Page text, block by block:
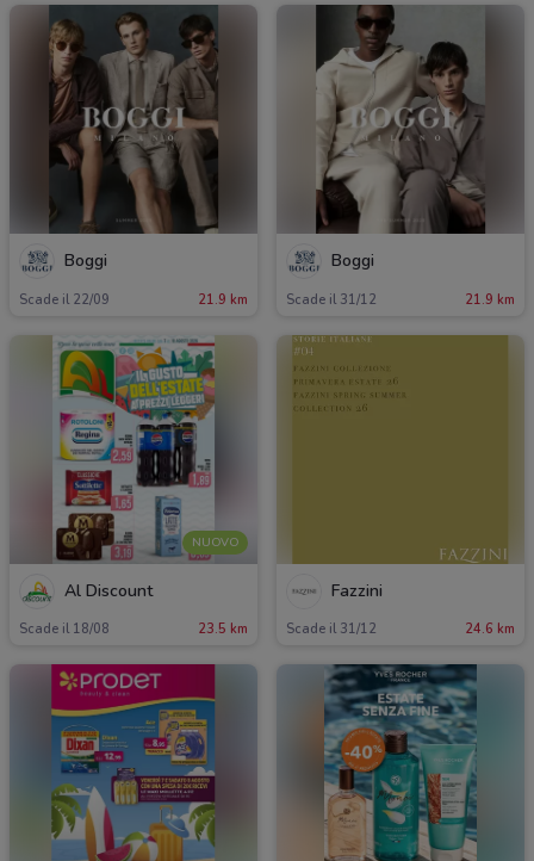
Boggi
Scade il 22/09 21.9 km
Boggi
Scade il 31/12 21.9 km
NUOVO
Al Discount
Scade il 18/08 23.5 km
Fazzini
Scade il 31/12 24.6 km